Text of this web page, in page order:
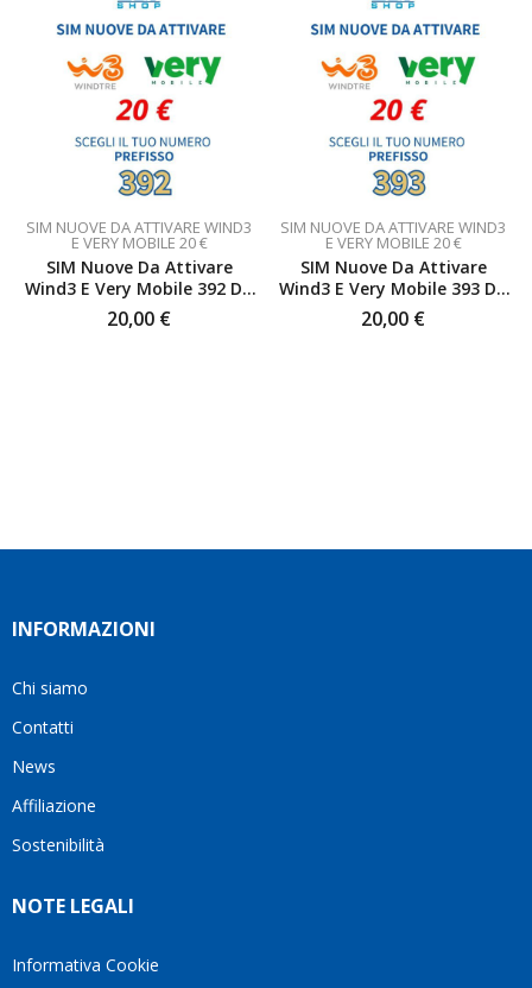
SIM NUOVE DA ATTIVARE WIND3
E VERY MOBILE 20 €
SIM Nuove Da Attivare
Wind3 E Very Mobile 392 Da
20 €
20,00 €
SIM NUOVE DA ATTIVARE WIND3
E VERY MOBILE 20 €
SIM Nuove Da Attivare
Wind3 E Very Mobile 393 Da
20 €
20,00 €
INFORMAZIONI
Chi siamo
Contatti
News
Affiliazione
Sostenibilità
NOTE LEGALI
Informativa Cookie